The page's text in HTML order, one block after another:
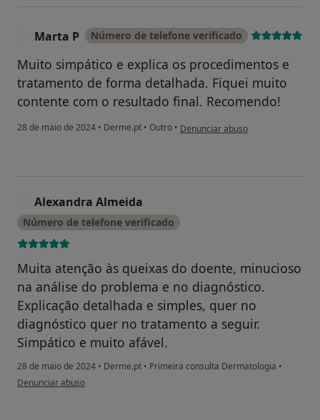
Marta P Número de telefone verificado
Muito simpático e explica os procedimentos e
tratamento de forma detalhada. Fiquei muito
contente com o resultado final. Recomendo!
28 de maio de 2024 • Derme.pt • Outro • na opinião do utilizador Marta P
Denunciar abuso
Alexandra Almeida
Número de telefone verificado
Muita atenção às queixas do doente, minucioso
na análise do problema e no diagnóstico.
Explicação detalhada e simples, quer no
diagnóstico quer no tratamento a seguir.
Simpático e muito afável.
28 de maio de 2024 • Derme.pt • Primeira consulta Dermatologia •
na opinião do utilizador Alexandra Almeida
Denunciar abuso